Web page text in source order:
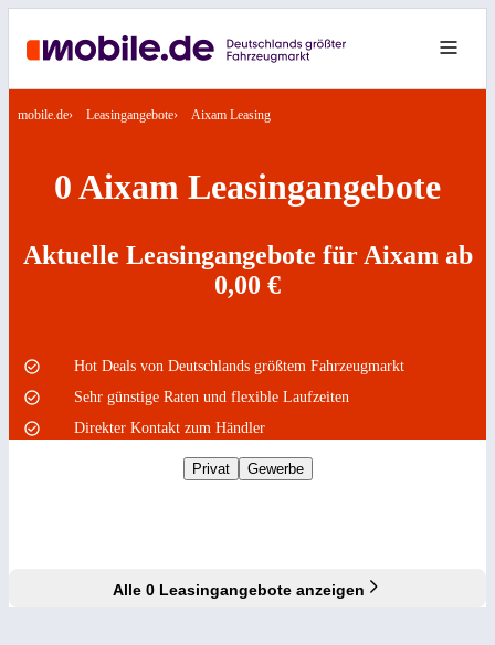
mobile.de Leasingangebote Aixam Leasing
0 Aixam Leasingangebote
Aktuelle Leasingangebote für Aixam ab
0,00 €
Hot Deals von Deutschlands größtem Fahrzeugmarkt
Sehr günstige Raten und flexible Laufzeiten
Direkter Kontakt zum Händler
Privat Gewerbe
Alle 0 Leasingangebote anzeigen